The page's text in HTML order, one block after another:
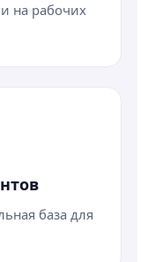
на рабочих
база для